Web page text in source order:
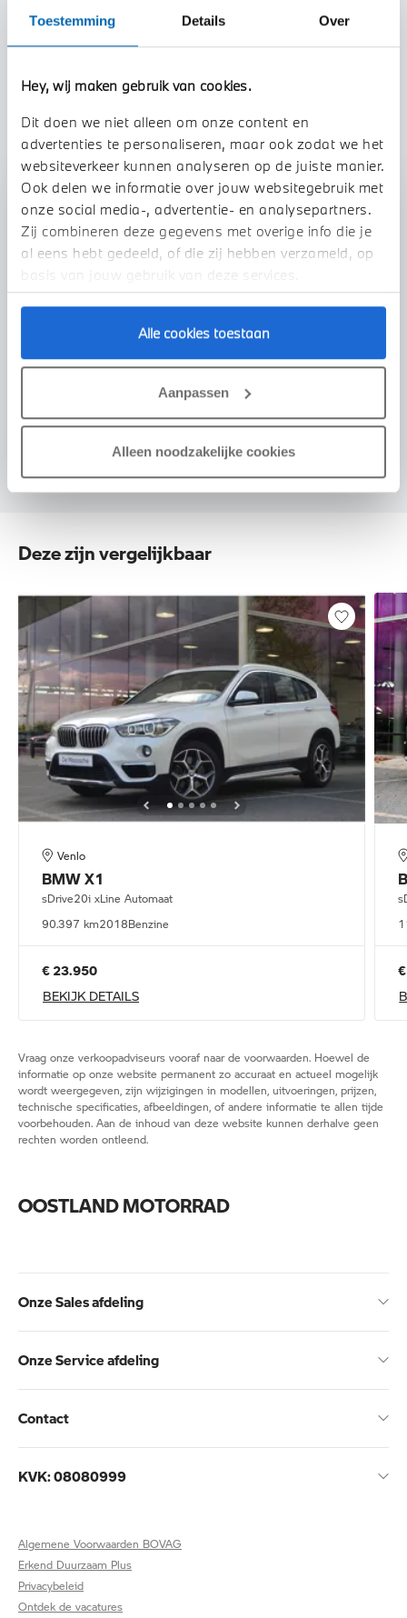
Toestemming Details Over
Hey, wij maken gebruik van cookies.
Dit doen we niet alleen om onze content en
advertenties te personaliseren, maar ook zodat we het
websiteverkeer kunnen analyseren op de juiste manier.
Ook delen we informatie over jouw websitegebruik met
onze social media-, advertentie- en analysepartners.
Zij combineren deze gegevens met overige info die je
al eens hebt gedeeld, of die zij hebben verzameld, op
basis van jouw gebruik van deze services.
Alle cookies toestaan
Aanpassen
Alleen noodzakelijke cookies
Stap 1 van 3
Uw auto inruilen?
VOORSTEL AANVRAGEN
Btw/Marge BTW
TOON ALLE EIGENSCHAPPEN
Deze zijn vergelijkbaar
Venlo
BMWX1
sDrive20i xLine Automaat
90.397 km2018Benzine
€ 23.950
BEKIJK DETAILS
Vraag onze verkoopadviseurs vooraf naar de voorwaarden. Hoewel de
informatie op onze website permanent zo accuraat en actueel mogelijk
wordt weergegeven, zijn wijzigingen in modellen, uitvoeringen, prijzen,
technische specificaties, afbeeldingen, of andere informatie te allen tijde
voorbehouden. Aan de inhoud van deze website kunnen derhalve geen
rechten worden ontleend.
OOSTLAND MOTORRAD
Onze Sales afdeling
Onze Service afdeling
Contact
KVK: 08080999
Algemene Voorwaarden BOVAG
Erkend Duurzaam Plus
Privacybeleid
Ontdek de vacatures